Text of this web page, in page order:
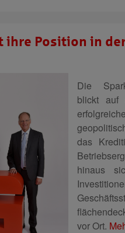
ihre Position in
Die
blickt auf
das
hinaus
vor Ort.